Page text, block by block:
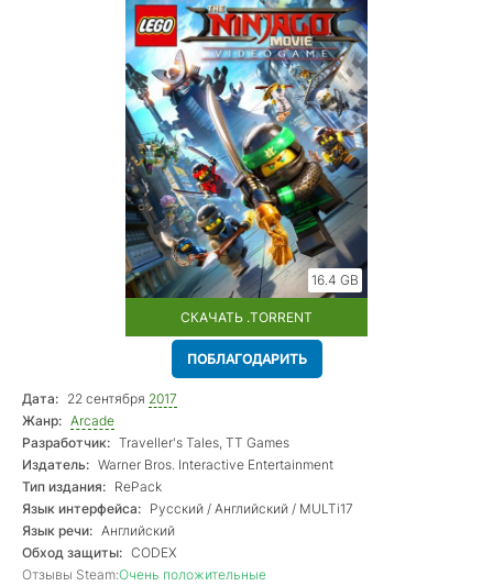
16.4 GB
СКАЧАТЬ .TORRENT
ПОБЛАГОДАРИТЬ
Дата: 22 сентября 2017
Жанр: Arcade
Разработчик: Traveller's Tales, TT Games
Издатель: Warner Bros. Interactive Entertainment
Тип издания: RePack
Язык интерфейса: Русский / Английский / MULTi17
Язык речи: Английский
Обход защиты: CODEX
Отзывы Steam:Очень положительные